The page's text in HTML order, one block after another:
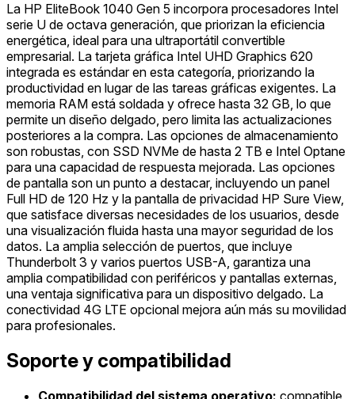
La HP EliteBook 1040 Gen 5 incorpora procesadores Intel
serie U de octava generación, que priorizan la eficiencia
energética, ideal para una ultraportátil convertible
empresarial. La tarjeta gráfica Intel UHD Graphics 620
integrada es estándar en esta categoría, priorizando la
productividad en lugar de las tareas gráficas exigentes. La
memoria RAM está soldada y ofrece hasta 32 GB, lo que
permite un diseño delgado, pero limita las actualizaciones
posteriores a la compra. Las opciones de almacenamiento
son robustas, con SSD NVMe de hasta 2 TB e Intel Optane
para una capacidad de respuesta mejorada. Las opciones
de pantalla son un punto a destacar, incluyendo un panel
Full HD de 120 Hz y la pantalla de privacidad HP Sure View,
que satisface diversas necesidades de los usuarios, desde
una visualización fluida hasta una mayor seguridad de los
datos. La amplia selección de puertos, que incluye
Thunderbolt 3 y varios puertos USB-A, garantiza una
amplia compatibilidad con periféricos y pantallas externas,
una ventaja significativa para un dispositivo delgado. La
conectividad 4G LTE opcional mejora aún más su movilidad
para profesionales.
Soporte y compatibilidad